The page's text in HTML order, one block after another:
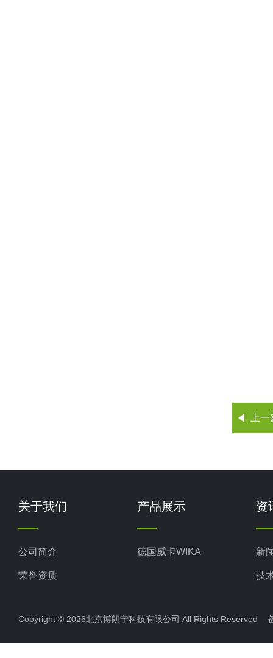
上
关于我们
公司简介
荣誉资质
产品展示
德国威卡WIKA
资
新
技
Copyright © 2026北京博朗宁科技有限公司 All Rights Reserved